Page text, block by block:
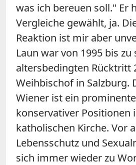
was ich bereuen soll." Er
Vergleiche gewählt, ja.
Reaktion ist mir aber
Laun war von 1995 bis zu
altersbedingten Rücktritt
Weihbischof in Salzburg.
Wiener ist ein
konservativer Positionen
katholischen Kirche. Vor
Lebensschutz und
sich immer wieder zu